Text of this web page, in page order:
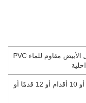
أعمى إيقاف الفينيل الأبيض مقاوم للماء PVC
7 أقدام أو 8 أقدام أو 10 أقدام أو 12 قدمًا أو